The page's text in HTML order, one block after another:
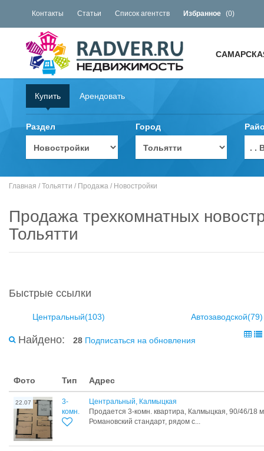
Контакты Статьи Список агентств Избранное (0)
Купить Арендовать
Раздел Город
. .
Главная / Тольятти / Продажа / Новостройки
Продажа трехкомнатных
Тольятти
Быстрые ссылки
Центральный(103) Автозаводской(79)
Найдено: 28 Подписаться на обновления
Фото Тип Адрес
22.07
3-
комн.
Центральный, Калмыцкая
Продается 3-комн. квартира, Калмыцкая, 90/46/18
Романовский стандарт, рядом с...